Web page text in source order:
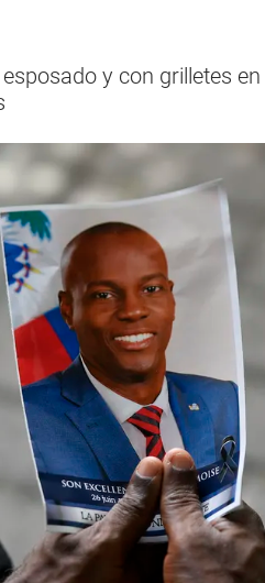
y con grilletes